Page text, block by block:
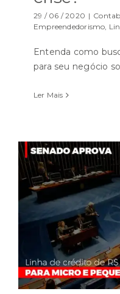
29 / 06 / 2020 |
Empreendedorismo,
Entenda como
para seu negócio
Ler Mais